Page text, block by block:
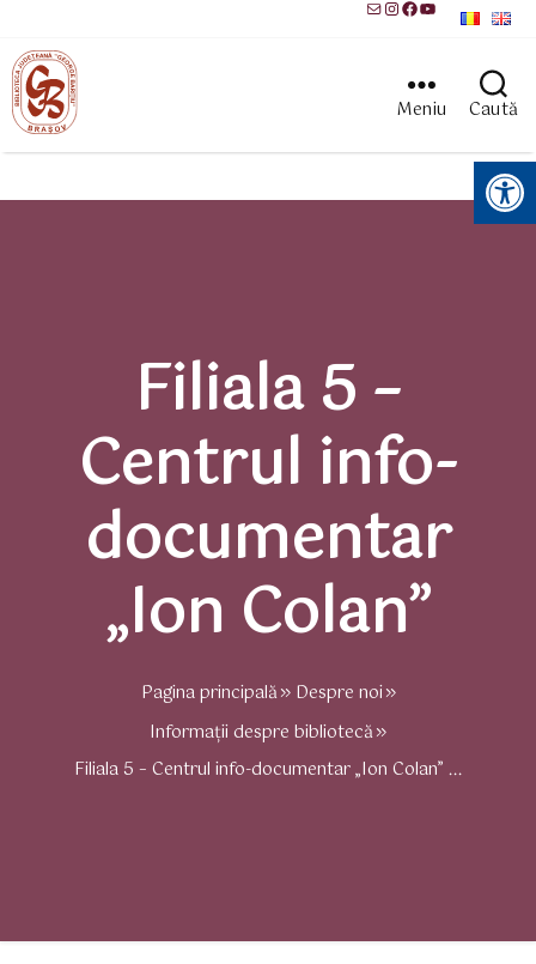
MailInstagram
Facebook
YouTube
Meniu Caută
Instrumente pentru accesibilitate
Filiala 5 –
Centrul info-
documentar
„Ion Colan”
Pagina principală
Despre noi
Informații despre bibliotecă
Filiala 5 – Centrul info-documentar „Ion Colan” ...